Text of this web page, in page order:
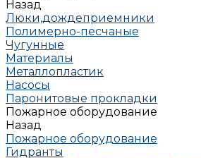
Назад
Люки,дождеприемники
Полимерно-песчаные
Чугунные
Материалы
Металлопластик
Насосы
Паронитовые прокладки
Пожарное оборудование
Назад
Пожарное оборудование
Гидранты